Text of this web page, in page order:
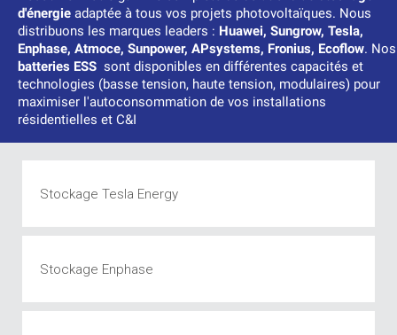
d'énergie adaptée à tous vos projets photovoltaïques. Nous
distribuons les marques leaders : Huawei, Sungrow, Tesla,
Enphase, Atmoce, Sunpower, APsystems, Fronius, Ecoflow. Nos
batteries ESS sont disponibles en différentes capacités et
technologies (basse tension, haute tension, modulaires) pour
maximiser l'autoconsommation de vos installations
résidentielles et C&I
Stockage Tesla Energy
Stockage Enphase